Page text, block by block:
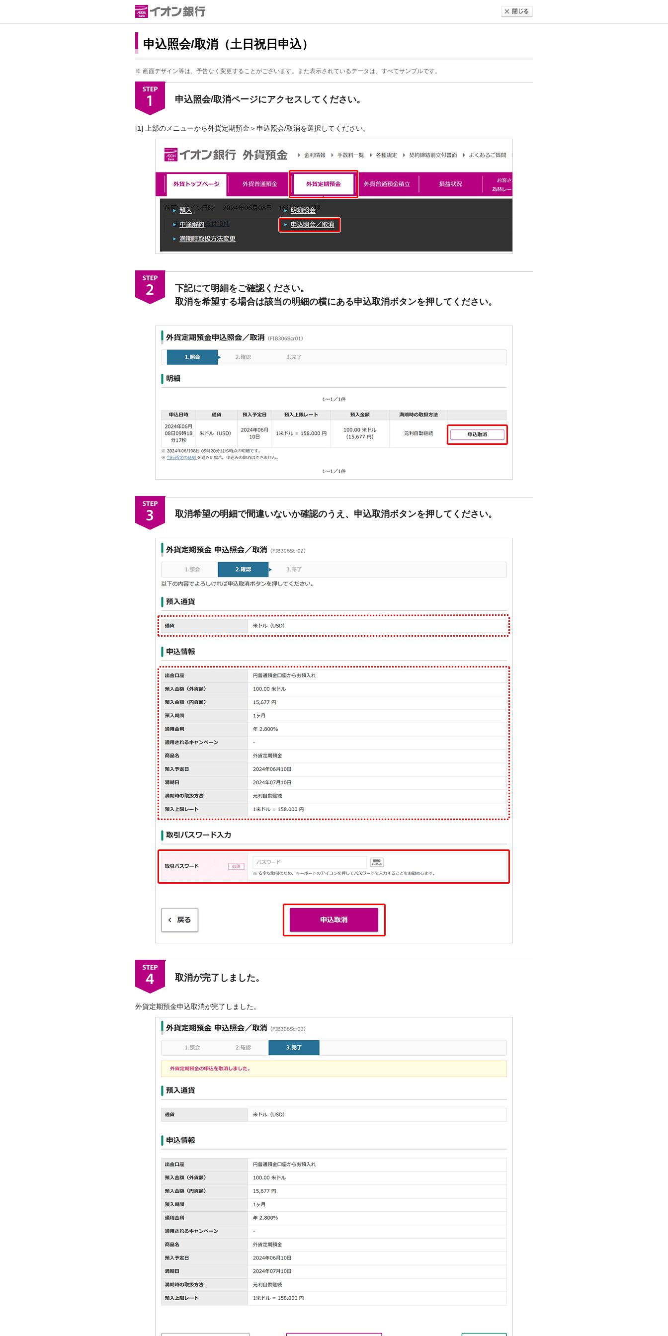
申込照会/取消（土日祝日申込）
※ 画面デザイン等は、予告なく変更することがございます。また表示されているデータは、すべてサンプルです。
申込照会/取消ページにアクセスしてください。
[1] 上部のメニューから外貨定期預金＞申込照会/取消を選択してください。
下記にて明細をご確認ください。
取消を希望する場合は該当の明細の横にある申込取消ボタンを押してください。
取消希望の明細で間違いないか確認のうえ、申込取消ボタンを押してください。
取消が完了しました。
外貨定期預金申込取消が完了しました。